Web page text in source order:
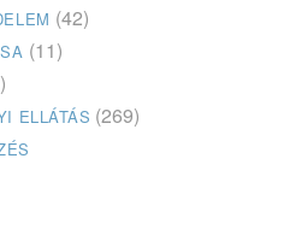
(42)
(11)
ELLÁTÁS (269)